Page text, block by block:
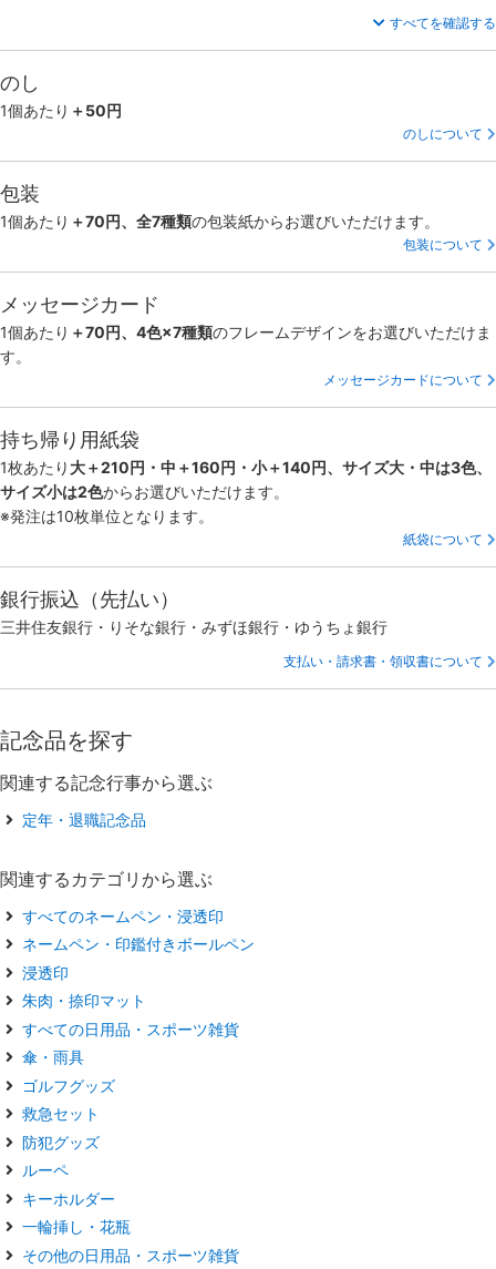
すべてを確認する
のし
1個あたり ＋50円
のしについて
包装
1個あたり ＋70円、全7種類の包装紙からお選びいただけます。
包装について
メッセージカード
1個あたり ＋70円、4色×7種類のフレームデザインをお選びいただけま
す。
メッセージカードについて
持ち帰り用紙袋
1枚あたり 大＋210円・中＋160円・小＋140円、サイズ大・中は3色、
サイズ小は2色からお選びいただけます。
※発注は10枚単位となります。
紙袋について
銀行振込（先払い）
三井住友銀行・りそな銀行・みずほ銀行・ゆうちょ銀行
支払い・請求書・領収書について
記念品を探す
関連する記念行事から選ぶ
定年・退職記念品
関連するカテゴリから選ぶ
すべてのネームペン・浸透印
ネームペン・印鑑付きボールペン
浸透印
朱肉・捺印マット
すべての日用品・スポーツ雑貨
傘・雨具
ゴルフグッズ
救急セット
防犯グッズ
ルーペ
キーホルダー
一輪挿し・花瓶
その他の日用品・スポーツ雑貨